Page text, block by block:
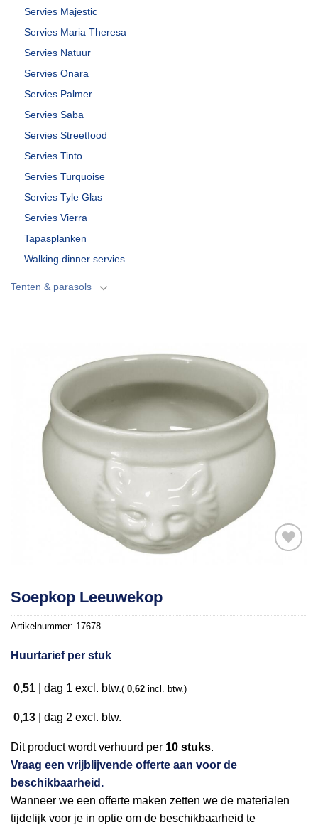
Servies Majestic
Servies Maria Theresa
Servies Natuur
Servies Onara
Servies Palmer
Servies Saba
Servies Streetfood
Servies Tinto
Servies Turquoise
Servies Tyle Glas
Servies Vierra
Tapasplanken
Walking dinner servies
Tenten & parasols
verlanglijst
Soepkop Leeuwekop
Artikelnummer: 17678
Huurtarief per stuk
0,51 dag 1 excl. btw.( 0,62 incl. btw.)
0,13 dag 2 excl. btw.
Dit product wordt verhuurd per 10 stuks.
Vraag een vrijblijvende offerte aan voor de
beschikbaarheid.
Wanneer we een offerte maken zetten we de materialen
tijdelijk voor je in optie om de beschikbaarheid te